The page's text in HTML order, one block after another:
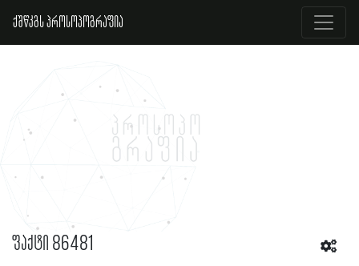
ქშწკგს პროსოპოგრაფია
ფაქტი 86481